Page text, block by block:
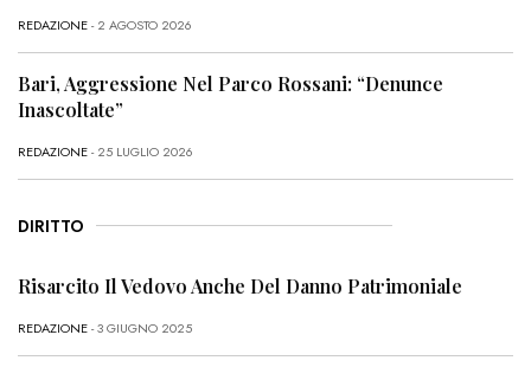
REDAZIONE- 2 AGOSTO 2026
Bari, Aggressione Nel Parco Rossani: “Denunce
Inascoltate”
REDAZIONE- 25 LUGLIO 2026
DIRITTO
Risarcito Il Vedovo Anche Del Danno Patrimoniale
REDAZIONE- 3 GIUGNO 2025